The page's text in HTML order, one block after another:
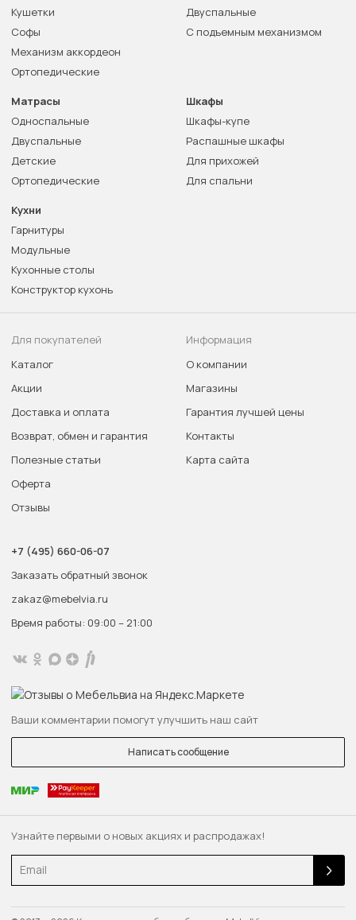
Узнайте первыми о новых акциях и распродажах!
Email
Кушетки
Софы
Механизм аккордеон
Ортопедические
Двуспальные
С подъемным механизмом
Матрасы
Односпальные
Двуспальные
Детские
Ортопедические
Шкафы
Шкафы-купе
Распашные шкафы
Для прихожей
Для спальни
Кухни
Гарнитуры
Модульные
Кухонные столы
Конструктор кухонь
Для покупателей
Каталог
Акции
Доставка и оплата
Возврат, обмен и гарантия
Полезные статьи
Оферта
Отзывы
Информация
О компании
Магазины
Гарантия лучшей цены
Контакты
Карта сайта
+7 (495) 660-06-07
Заказать обратный звонок
zakaz@mebelvia.ru
Время работы: 09:00 – 21:00
Ваши комментарии помогут улучшить наш сайт
Написать сообщение